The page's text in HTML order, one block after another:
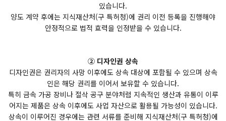
있습니다.
양도 계약 후에는 지식재산처(구 특허청)에 권리 이전 등록을 진행해야
안정적으로 법적 효력을 인정받을 수 있습니다.
② 디자인권 상속
디자인권은 권리자의 사망 이후에도 상속 대상에 포함될 수 있으며 상속
인은 해당 권리를 이어서 보유할 수 있습니다.
특히 금속 가공 장비나 절삭 공구 분야처럼 지속적인 생산과 유통이 이루
어지는 제품은 상속 이후에도 사업 자산으로 활용될 가능성이 있습니다.
상속이 이루어진 경우에는 관련 서류를 준비해 지식재산처(구 특허청)에